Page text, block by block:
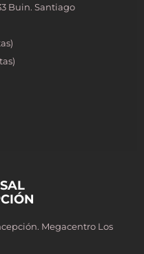
Buin. Santiago
Megacentro Los